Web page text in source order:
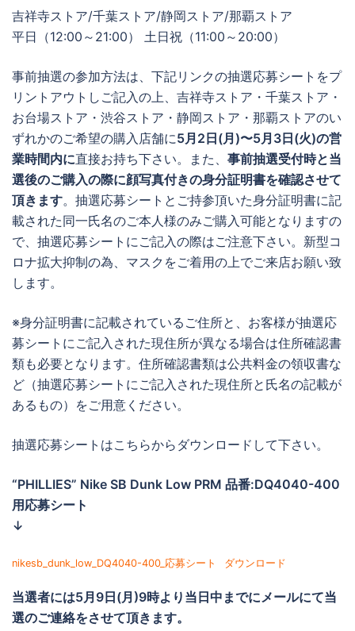
吉祥寺ストア/千葉ストア/静岡ストア/那覇ストア
平日（12:00～21:00） 土日祝（11:00～20:00）
事前抽選の参加方法は、下記リンクの抽選応募シートをプ
リントアウトしご記入の上、吉祥寺ストア・千葉ストア・
お台場ストア・渋谷ストア・静岡ストア・那覇ストアのい
ずれかのご希望の購入店舗に5月2日(月)〜5月3日(火)の営
業時間内に直接お持ち下さい。また、 事前抽選受付時と当
選後のご購入の際に顔写真付きの身分証明書を確認させて
頂きます。抽選応募シートとご持参頂いた身分証明書に記
載された同一氏名のご本人様のみご購入可能となりますの
で、抽選応募シートにご記入の際はご注意下さい。新型コ
ロナ拡大抑制の為、マスクをご着用の上でご来店お願い致
します。
※身分証明書に記載されているご住所と、お客様が抽選応
募シートにご記入された現住所が異なる場合は住所確認書
類も必要となります。住所確認書類は公共料金の領収書な
ど（抽選応募シートにご記入された現住所と氏名の記載が
あるもの）をご用意ください。
抽選応募シートはこちらからダウンロードして下さい。
“PHILLIES” Nike SB Dunk Low PRM 品番:DQ4040-400
用応募シート
↓
nikesb_dunk_low_DQ4040-400_応募シート ダウンロード
当選者には5月9日(月)9時より当日中までにメールにて当
選のご連絡をさせて頂きます。